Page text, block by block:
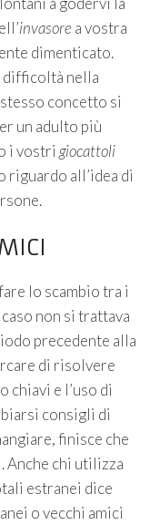
invasore a vostra
dimenticato.
difficoltà nella
concetto si
un adulto più
i vostri giocattoli
all’idea di
lo scambio tra i
non si trattava
precedente alla
di risolvere
chiavi e l’uso di
consigli di
finisce che
Anche chi utilizza
estranei dice
o vecchi amici